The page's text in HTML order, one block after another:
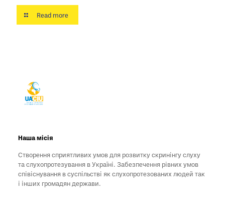
Read more
Наша місія
Створення сприятливих умов для розвитку скринінгу слуху
та слухопротезування в Україні. Забезпечення рівних умов
співіснування в суспільстві як слухопротезованих людей так
і інших громадян держави.